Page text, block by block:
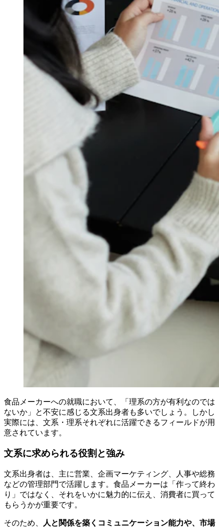
食品メーカーへの就職において、「理系の方が有利なのでは
ないか」と不安に感じる文系出身者も多いでしょう。しかし
実際には、文系・理系それぞれに活躍できるフィールドが用
意されています。
文系に求められる役割と強み
文系出身者は、主に営業、企画マーケティング、人事や総務
などの管理部門で活躍します。食品メーカーは「作って終わ
り」ではなく、それをいかに魅力的に伝え、消費者に買って
もらうかが重要です。
そのため、
人と関係を築くコミュニケーション能力や、市場